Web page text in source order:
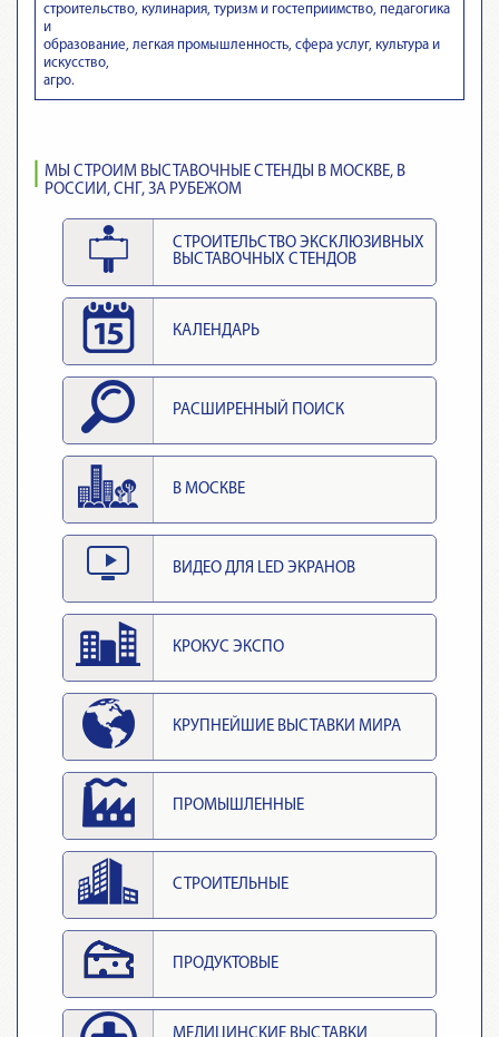
строительство, кулинария, туризм и гостеприимство, педагогика
и
образование, легкая промышленность, сфера услуг, культура и
искусство,
агро.
МЫ СТРОИМ ВЫСТАВОЧНЫЕ СТЕНДЫ В МОСКВЕ, В
РОССИИ, СНГ, ЗА РУБЕЖОМ
СТРОИТЕЛЬСТВО ЭКСКЛЮЗИВНЫХ
ВЫСТАВОЧНЫХ СТЕНДОВ
КАЛЕНДАРЬ
РАСШИРЕННЫЙ ПОИСК
В МОСКВЕ
ВИДЕО ДЛЯ LED ЭКРАНОВ
КРОКУС ЭКСПО
КРУПНЕЙШИЕ ВЫСТАВКИ МИРА
ПРОМЫШЛЕННЫЕ
СТРОИТЕЛЬНЫЕ
ПРОДУКТОВЫЕ